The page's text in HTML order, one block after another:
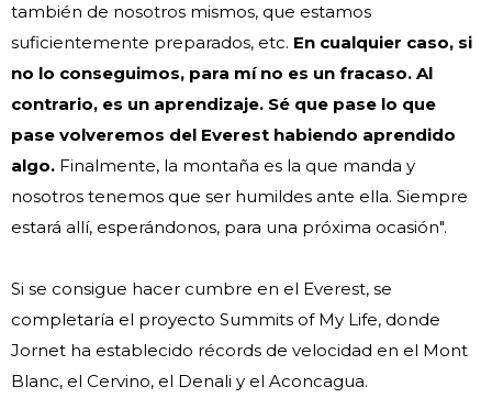
también de nosotros mismos, que estamos
suficientemente preparados, etc. En cualquier caso, si
no lo conseguimos, para mí no es un fracaso. Al
contrario, es un aprendizaje. Sé que pase lo que
pase volveremos del Everest habiendo aprendido
algo. Finalmente, la montaña es la que manda y
nosotros tenemos que ser humildes ante ella. Siempre
estará allí, esperándonos, para una próxima ocasión".
Si se consigue hacer cumbre en el Everest, se
completaría el proyecto Summits of My Life, donde
Jornet ha establecido récords de velocidad en el Mont
Blanc, el Cervino, el Denali y el Aconcagua.